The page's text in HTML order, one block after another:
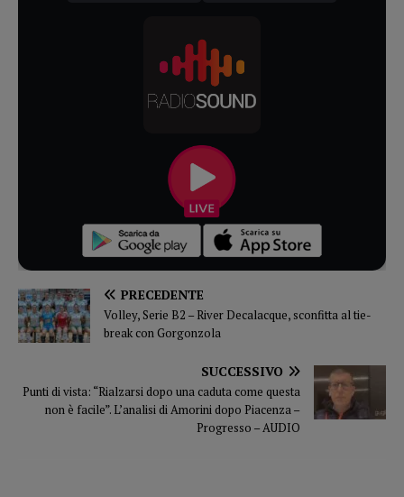
PRECEDENTE
Volley, Serie B2 – River Decalacque, sconfitta al tie-
break con Gorgonzola
SUCCESSIVO
Punti di vista: “Rialzarsi dopo una caduta come questa
non è facile”. L’analisi di Amorini dopo Piacenza –
Progresso – AUDIO